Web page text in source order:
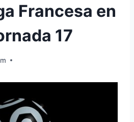
Francesa en
17